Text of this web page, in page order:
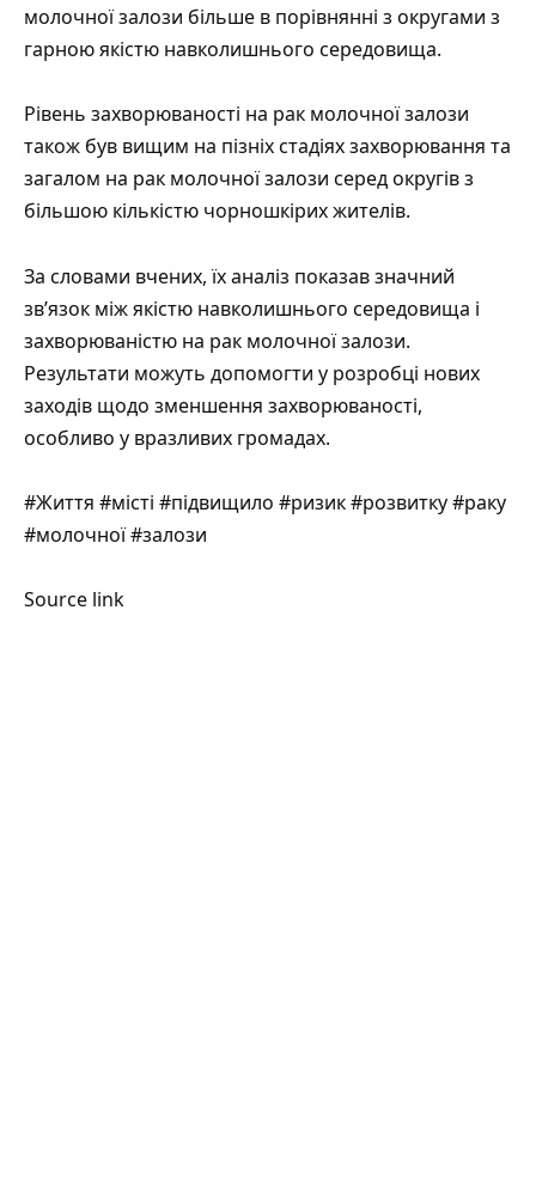
молочної залози більше в порівнянні з округами з
гарною якістю навколишнього середовища.
Рівень захворюваності на рак молочної залози
також був вищим на пізніх стадіях захворювання та
загалом на рак молочної залози серед округів з
більшою кількістю чорношкірих жителів.
За словами вчених, їх аналіз показав значний
зв’язок між якістю навколишнього середовища і
захворюваністю на рак молочної залози.
Результати можуть допомогти у розробці нових
заходів щодо зменшення захворюваності,
особливо у вразливих громадах.
#Життя #місті #підвищило #ризик #розвитку #раку
#молочної #залози
Source link